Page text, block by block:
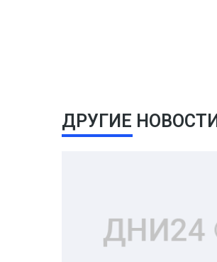
ДРУГИЕ НОВОСТИ